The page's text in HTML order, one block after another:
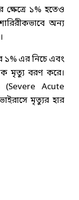
১% হতেও
অন্য
১% এর নিচে এবং
মৃত্যু বরণ করে।
Acute
মৃত্যুর হার